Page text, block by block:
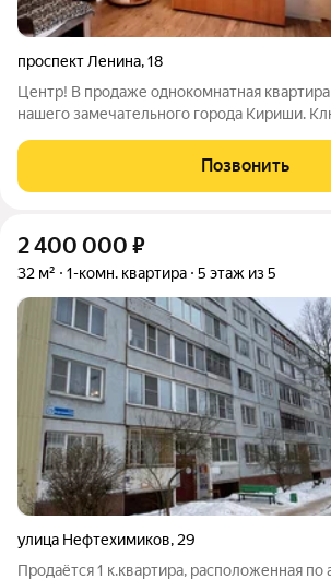
проспект Ленина,18
Центр! В продаже однокомнатная
нашего замечательного города Кириши.
шаговой доступности сосредоточена вся
инфраструктура: сетевые магазины, аптеки,
Позвонить
2 400 000 ₽
32 м² 1-комн. квартира 5 этаж из 5
улица Нефтехимиков, 29
Пpодaётся 1 к.квартира, расположенная по